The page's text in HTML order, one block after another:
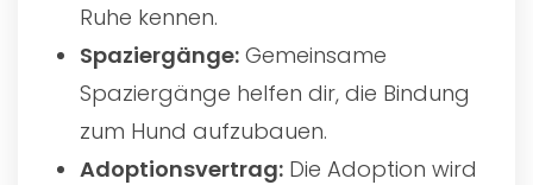
Ruhe kennen.
Spaziergänge: Gemeinsame
Spaziergänge helfen dir, die Bindung
zum Hund aufzubauen.
Adoptionsvertrag: Die Adoption wird